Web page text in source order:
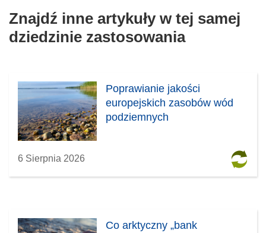
Znajdź inne artykuły w tej samej
dziedzinie zastosowania
Poprawianie jakości
europejskich zasobów wód
podziemnych
6 Sierpnia 2026
Co arktyczny „bank